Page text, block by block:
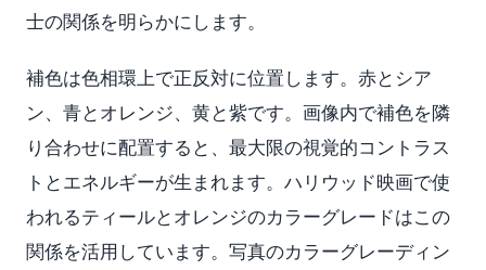
士の関係を明らかにします。
補色は色相環上で正反対に位置します。赤とシア
ン、青とオレンジ、黄と紫です。画像内で補色を隣
り合わせに配置すると、最大限の視覚的コントラス
トとエネルギーが生まれます。ハリウッド映画で使
われるティールとオレンジのカラーグレードはこの
関係を活用しています。写真のカラーグレーディン